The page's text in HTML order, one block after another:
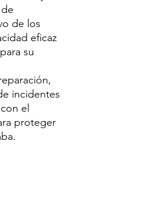
de los
eficaz
su
incidentes
el
proteger